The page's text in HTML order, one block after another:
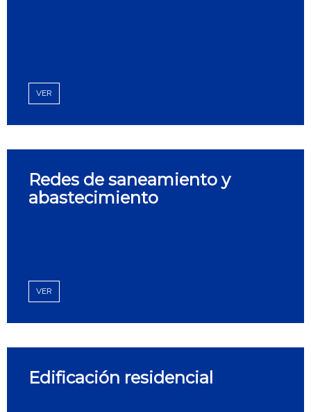
VER
Redes de saneamiento y
abastecimiento
VER
Edificación residencial